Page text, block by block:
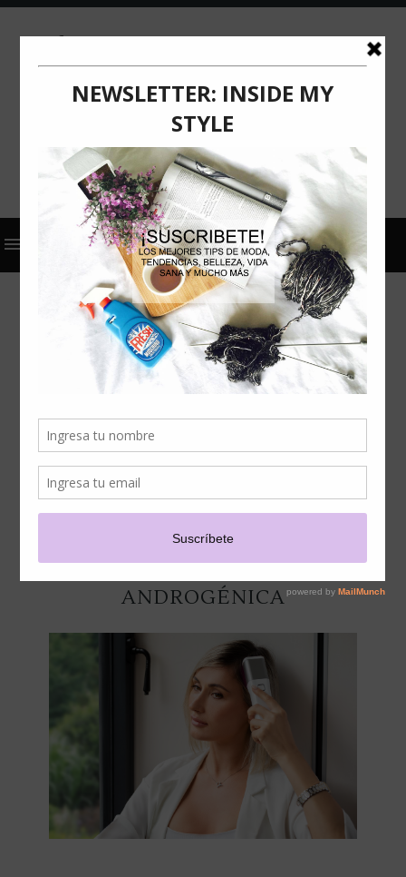
ACTUALIZACIÓN COMUNICADO DE PRENSA
HAIREGEN
¿SUFRES DE PÉRDIDA DE
CABELLO? APROVECHA LOS
DESCUENTOS ESPECIALES
EN HAIREGEN, LA
SOLUCIÓN AVANZADA
CONTRA LA ALOPECIA
ANDROGÉNICA